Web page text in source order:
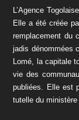
L’Agence
Elle a été créée
remplacement du
jadis dénommées
Lomé, la capitale
vie des
publiées. Elle est
tutelle du